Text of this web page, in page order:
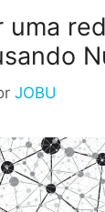
uma
JOBU